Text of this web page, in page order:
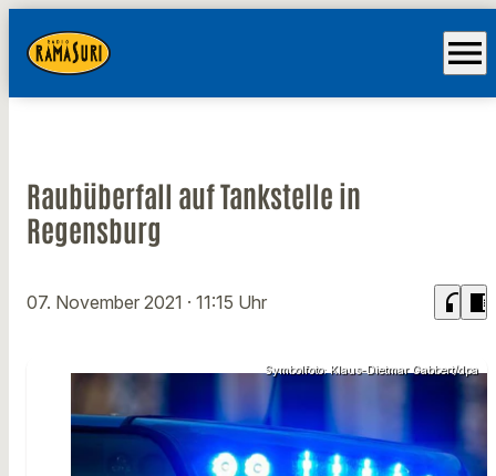
menu
Raubüberfall auf Tankstelle in
Regensburg
07. November 2021 · 11:15 Uhr headphones chrome_reader_mode
Symbolfoto: Klaus-Dietmar Gabbert/dpa